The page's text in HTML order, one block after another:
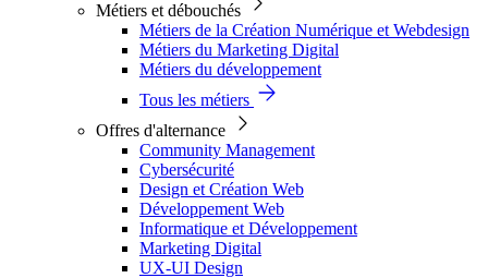
Métiers et débouchés
Métiers de la Création Numérique et Webdesign
Métiers du Marketing Digital
Métiers du développement
Tous les métiers
Offres d'alternance
Community Management
Cybersécurité
Design et Création Web
Développement Web
Informatique et Développement
Marketing Digital
UX-UI Design